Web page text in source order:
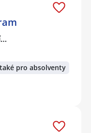
pro absolventy